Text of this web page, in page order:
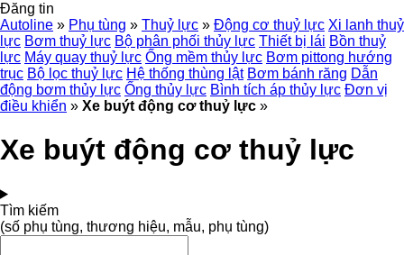
Đăng tin
Autoline » Phụ tùng » Thuỷ lực » Động cơ thuỷ lực Xi lanh thuỷ
lực Bơm thuỷ lực Bộ phân phối thủy lực Thiết bị lái Bồn thuỷ
lực Máy quay thuỷ lực Ống mềm thủy lực Bơm pittong hướng
trục Bộ lọc thuỷ lực Hệ thống thùng lật Bơm bánh răng Dẫn
động bơm thủy lực Ống thủy lực Bình tích áp thủy lực Đơn vị
điều khiển » Xe buýt động cơ thuỷ lực »
Xe buýt động cơ thuỷ lực
Tìm kiếm
(số phụ tùng, thương hiệu, mẫu, phụ tùng)